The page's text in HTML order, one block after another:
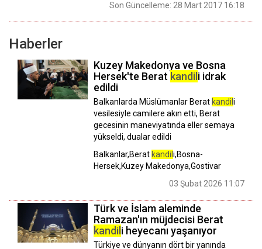
Son Güncelleme: 28 Mart 2017 16:18
Haberler
Kuzey Makedonya ve Bosna
Hersek'te Berat kandil i idrak
edildi
Balkanlarda Müslümanlar Berat kandil i
vesilesiyle camilere akın etti, Berat
gecesinin maneviyatında eller semaya
yükseldi, dualar edildi
Balkanlar,Berat kandil i,Bosna-
Hersek,Kuzey Makedonya,Gostivar
03 Şubat 2026 11:07
Türk ve İslam aleminde
Ramazan'ın müjdecisi Berat
kandil i heyecanı yaşanıyor
Türkiye ve dünyanın dört bir yanında